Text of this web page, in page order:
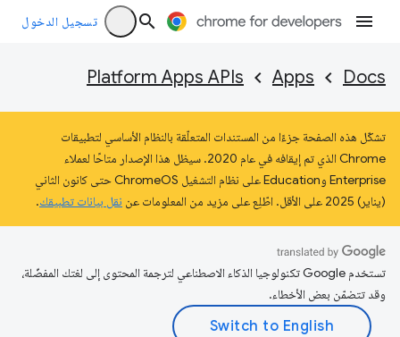
تسجيل الدخول
Docs
Apps
Platform Apps APIs
تشكّل هذه الصفحة جزءًا من المستندات المتعلّقة بالنظام الأساسي لتطبيقات
Chrome الذي تم إيقافه في عام 2020. سيظل هذا الإصدار متاحًا لعملاء
Enterprise وEducation على نظام التشغيل ChromeOS حتى كانون الثاني
(يناير) 2025 على الأقل. اطّلِع على مزيد من المعلومات عن
نقل بيانات تطبيقك.
تستخدم Google تكنولوجيا الذكاء الاصطناعي لترجمة المحتوى إلى لغتك المفضّلة،
وقد تتضمّن بعض الأخطاء.